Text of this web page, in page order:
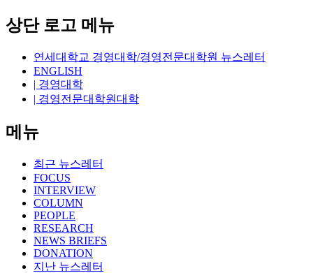
상단 로고 메뉴
연세대학교 경영대학/경영전문대학원 뉴스레터
ENGLISH
| 경영대학
| 경영전문대학원대학
메뉴
최근 뉴스레터
FOCUS
INTERVIEW
COLUMN
PEOPLE
RESEARCH
NEWS BRIEFS
DONATION
지난 뉴스레터